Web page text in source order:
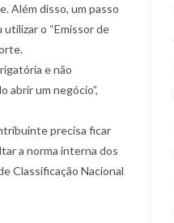
Além disso, um passo
o “Emissor de
e não
um negócio”,
precisa ficar
a norma interna dos
Classificação Nacional